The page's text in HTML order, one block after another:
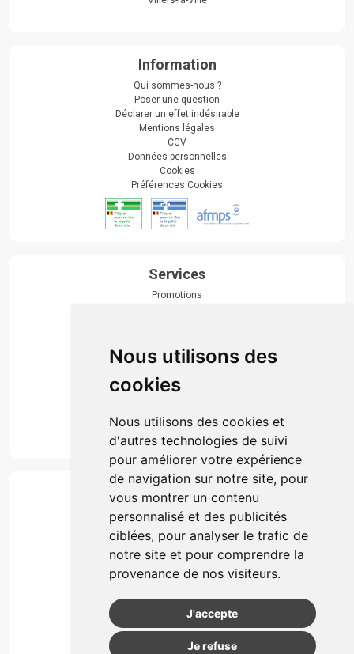
Nous utilisons des
cookies
Nous utilisons des cookies et
d'autres technologies de suivi
pour améliorer votre expérience
de navigation sur notre site, pour
vous montrer un contenu
personnalisé et des publicités
ciblées, pour analyser le trafic de
notre site et pour comprendre la
provenance de nos visiteurs.
J'accepte
Je refuse
Information
Qui sommes-nous ?
Poser une question
Déclarer un effet indésirable
Mentions légales
CGV
Données personnelles
Cookies
Préférences Cookies
Services
Promotions
Actualités & conseils
Événements
Marques
Suivez-nous
Paiement
Simple, rapide et 100% sécurisé
Retrait & Livriason
Retrait en automate ou Locker
Livraison chez vous